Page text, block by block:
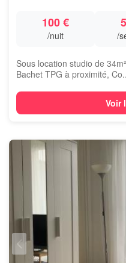
100 €
/nuit /
Sous location studio de
Bachet TPG à proximité,
Voir